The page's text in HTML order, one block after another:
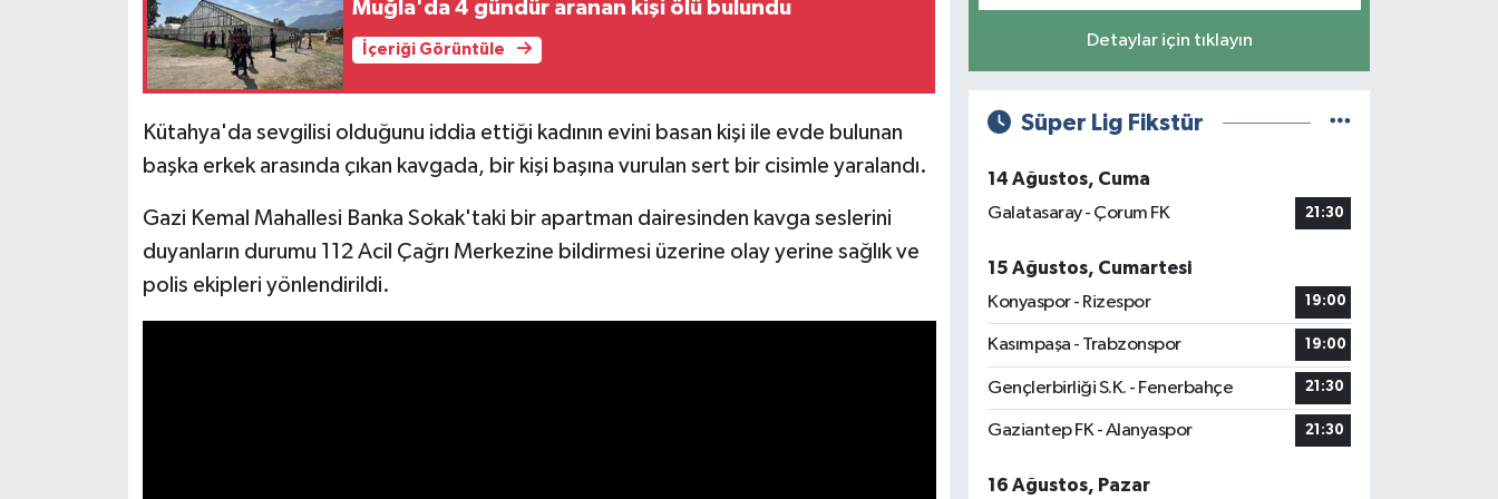
Muğla'da 4 gündür aranan kişi ölü bulundu
İçeriği Görüntüle
Kütahya'da sevgilisi olduğunu iddia ettiği kadının evini basan kişi ile evde bulunan
başka erkek arasında çıkan kavgada, bir kişi başına vurulan sert bir cisimle yaralandı.
Gazi Kemal Mahallesi Banka Sokak'taki bir apartman dairesinden kavga seslerini
duyanların durumu 112 Acil Çağrı Merkezine bildirmesi üzerine olay yerine sağlık ve
polis ekipleri yönlendirildi.
Detaylar için tıklayın
Süper Lig Fikstür
14 Ağustos, Cuma
Galatasaray - Çorum FK
21:30
15 Ağustos, Cumartesi
Konyaspor - Rizespor
19:00
Kasımpaşa - Trabzonspor 19:00
Gençlerbirliği S.K. - Fenerbahçe 21:30
Gaziantep FK - Alanyaspor 21:30
16 Ağustos, Pazar
Kültür Sanat